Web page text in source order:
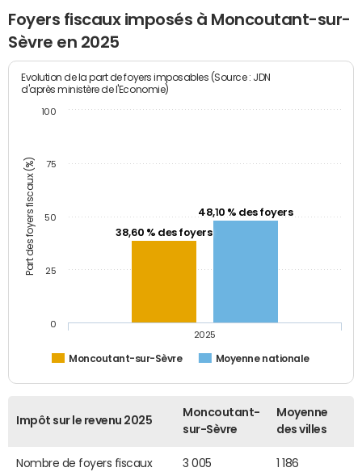
Foyers fiscaux imposés à Moncoutant-sur-
Sèvre en 2025
Part des foyers fiscaux (%)
Evolution de la part de foyers imposables (Source : JDN
d'après ministère de l'Economie)
38,60 % des foyers
48,10 % des foyers
Moncoutant-sur-Sèvre Moyenne nationale
2025
0
25
50
75
100
Impôt sur le revenu 2025
Moncoutant-
sur-Sèvre
Moyenne
des villes
Nombre de foyers fiscaux 3 005 1 186